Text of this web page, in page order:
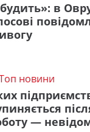
в
новини
—